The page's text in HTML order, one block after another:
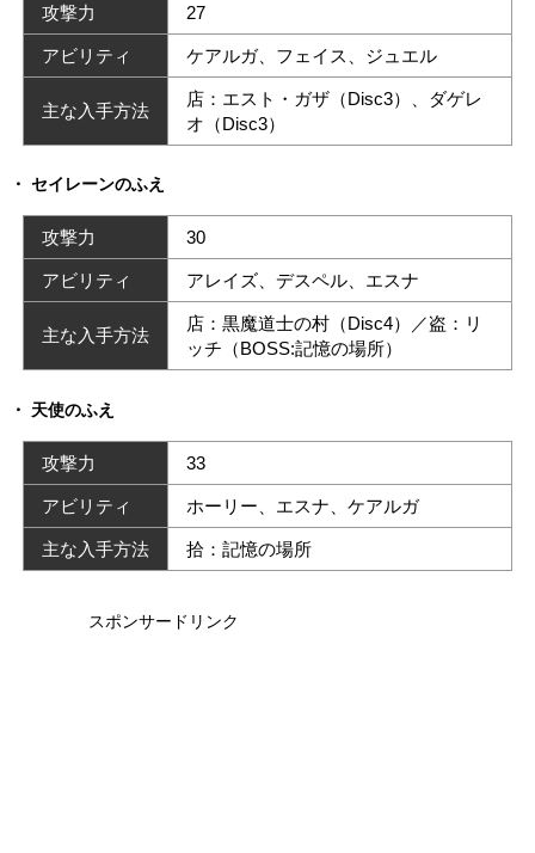
攻撃力 27
アビリティ ケアルガ、フェイス、ジュエル
主な入手方法
店：エスト・ガザ（Disc3）、ダゲレ
オ（Disc3）
セイレーンのふえ
攻撃力 30
アビリティ アレイズ、デスペル、エスナ
主な入手方法
店：黒魔道士の村（Disc4）／盗：リ
ッチ（BOSS:記憶の場所）
天使のふえ
攻撃力 33
アビリティ ホーリー、エスナ、ケアルガ
主な入手方法 拾：記憶の場所
スポンサードリンク